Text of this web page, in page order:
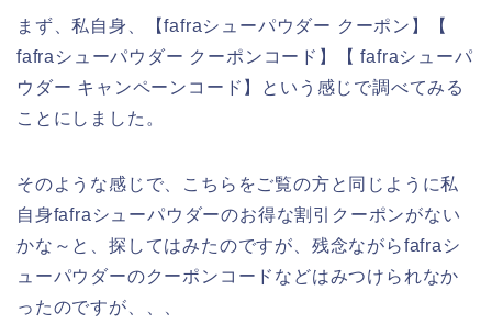
まず、私自身、【fafraシューパウダー クーポン】【
fafraシューパウダー クーポンコード】【 fafraシューパ
ウダー キャンペーンコード】という感じで調べてみる
ことにしました。
そのような感じで、こちらをご覧の方と同じように私
自身fafraシューパウダーのお得な割引クーポンがない
かな～と、探してはみたのですが、残念ながらfafraシ
ューパウダーのクーポンコードなどはみつけられなか
ったのですが、、、